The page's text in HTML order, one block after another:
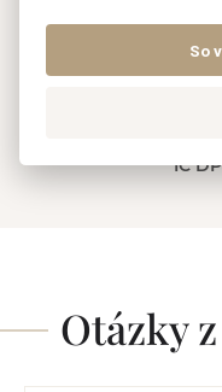
IČ
Otázky
So